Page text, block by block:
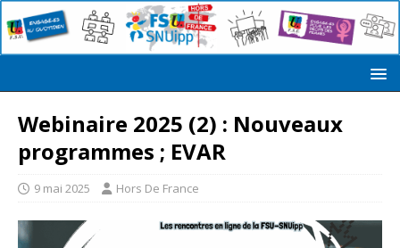
Webinaire 2025 (2) : Nouveaux
programmes ; EVAR
9 mai 2025 Hors De France